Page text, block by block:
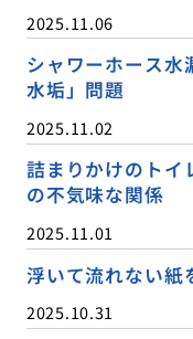
2025.11.06
シャワーホース水
水垢」問題
2025.11.02
詰まりかけのトイ
の不気味な関係
2025.11.01
浮いて流れない紙
2025.10.31